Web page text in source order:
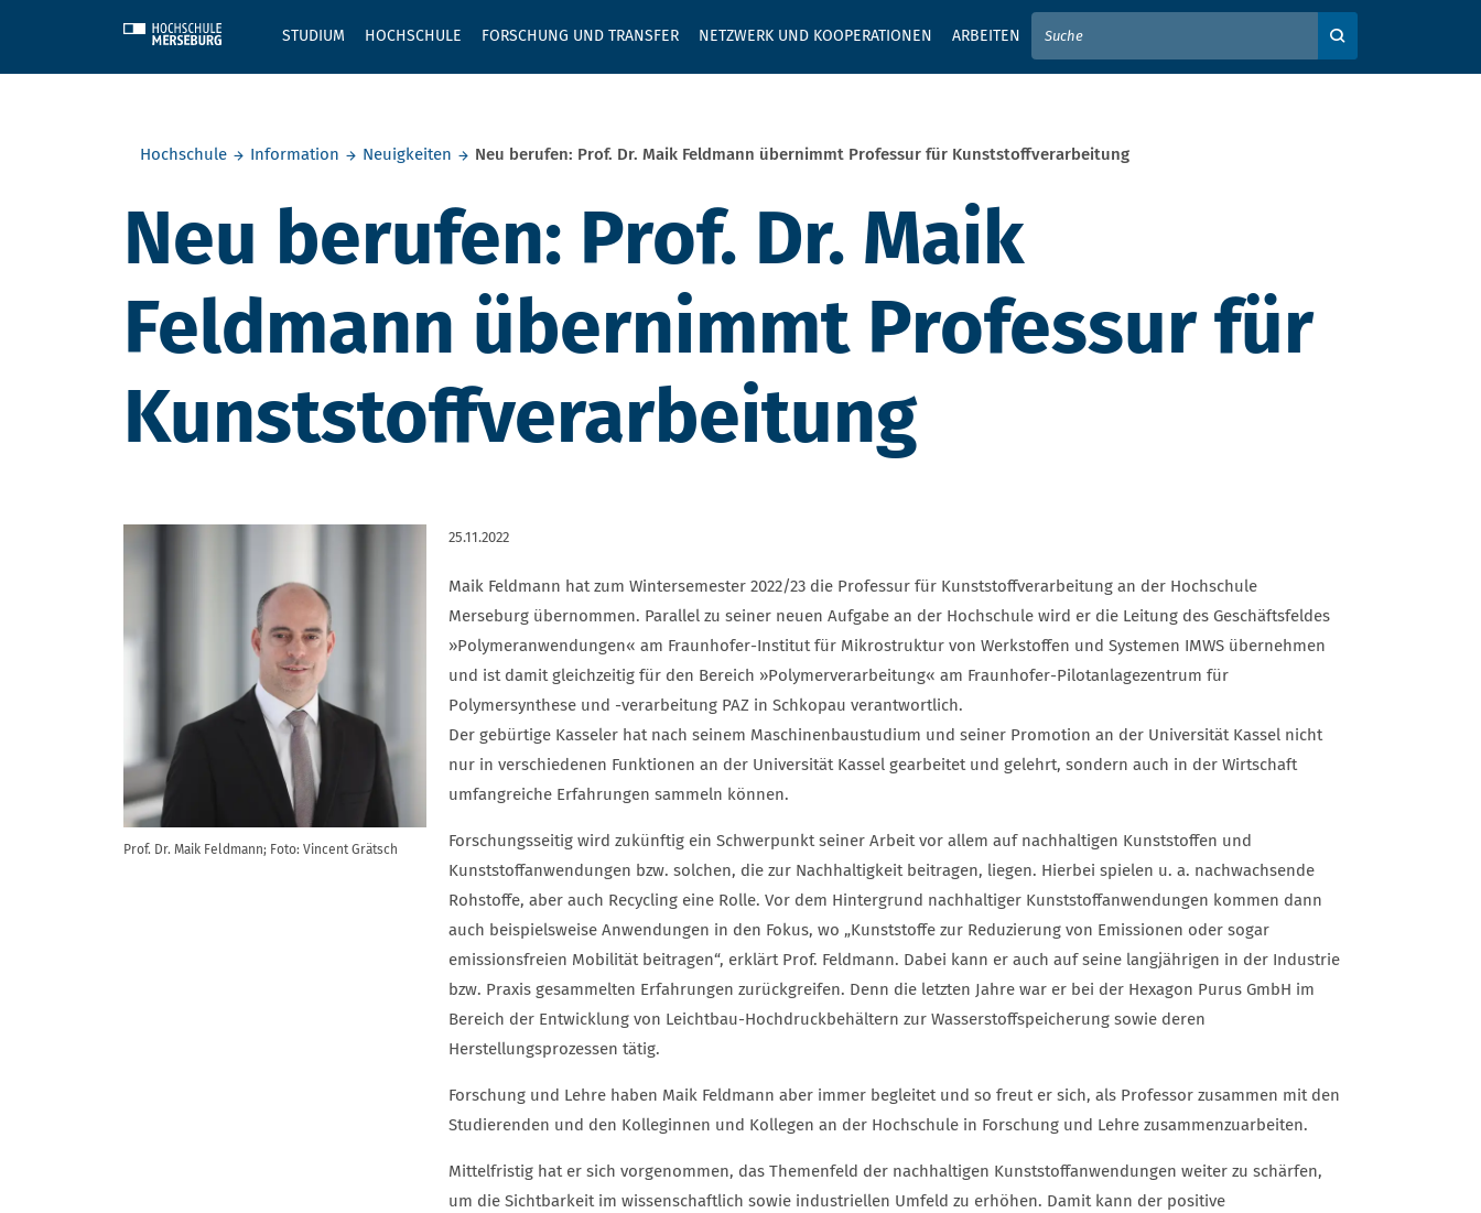
STUDIUM HOCHSCHULE FORSCHUNG UND TRANSFER NETZWERK UND KOOPERATIONEN ARBEITEN
GEBEN SIE HIER IHREN SUCHBEGRIFF EIN
Hochschule
Information Neuigkeiten Neu berufen: Prof. Dr. Maik Feldmann übernimmt Professur für Kunststoffverarbeitung
Neu berufen: Prof. Dr. Maik
Feldmann übernimmt Professur für
Kunststoffverarbeitung
Prof. Dr. Maik Feldmann; Foto: Vincent Grätsch
25.11.2022
Maik Feldmann hat zum Wintersemester 2022/23 die Professur für Kunststoffverarbeitung an der Hochschule
Merseburg übernommen. Parallel zu seiner neuen Aufgabe an der Hochschule wird er die Leitung des Geschäftsfeldes
»Polymeranwendungen« am Fraunhofer-Institut für Mikrostruktur von Werkstoffen und Systemen IMWS übernehmen
und ist damit gleichzeitig für den Bereich »Polymerverarbeitung« am Fraunhofer-Pilotanlagezentrum für
Polymersynthese und -verarbeitung PAZ in Schkopau verantwortlich.
Der gebürtige Kasseler hat nach seinem Maschinenbaustudium und seiner Promotion an der Universität Kassel nicht
nur in verschiedenen Funktionen an der Universität Kassel gearbeitet und gelehrt, sondern auch in der Wirtschaft
umfangreiche Erfahrungen sammeln können.
Forschungsseitig wird zukünftig ein Schwerpunkt seiner Arbeit vor allem auf nachhaltigen Kunststoffen und
Kunststoffanwendungen bzw. solchen, die zur Nachhaltigkeit beitragen, liegen. Hierbei spielen u. a. nachwachsende
Rohstoffe, aber auch Recycling eine Rolle. Vor dem Hintergrund nachhaltiger Kunststoffanwendungen kommen dann
auch beispielsweise Anwendungen in den Fokus, wo „Kunststoffe zur Reduzierung von Emissionen oder sogar
emissionsfreien Mobilität beitragen“, erklärt Prof. Feldmann. Dabei kann er auch auf seine langjährigen in der Industrie
bzw. Praxis gesammelten Erfahrungen zurückgreifen. Denn die letzten Jahre war er bei der Hexagon Purus GmbH im
Bereich der Entwicklung von Leichtbau-Hochdruckbehältern zur Wasserstoffspeicherung sowie deren
Herstellungsprozessen tätig.
Forschung und Lehre haben Maik Feldmann aber immer begleitet und so freut er sich, als Professor zusammen mit den
Studierenden und den Kolleginnen und Kollegen an der Hochschule in Forschung und Lehre zusammenzuarbeiten.
Mittelfristig hat er sich vorgenommen, das Themenfeld der nachhaltigen Kunststoffanwendungen weiter zu schärfen,
um die Sichtbarkeit im wissenschaftlich sowie industriellen Umfeld zu erhöhen. Damit kann der positive